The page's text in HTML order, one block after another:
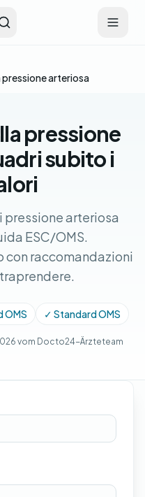
arteriosa
pressione
subito i
pressione arteriosa
ESC/OMS.
raccomandazioni
OMS ✓ Standard OMS
vom Docto24-Ärzteteam